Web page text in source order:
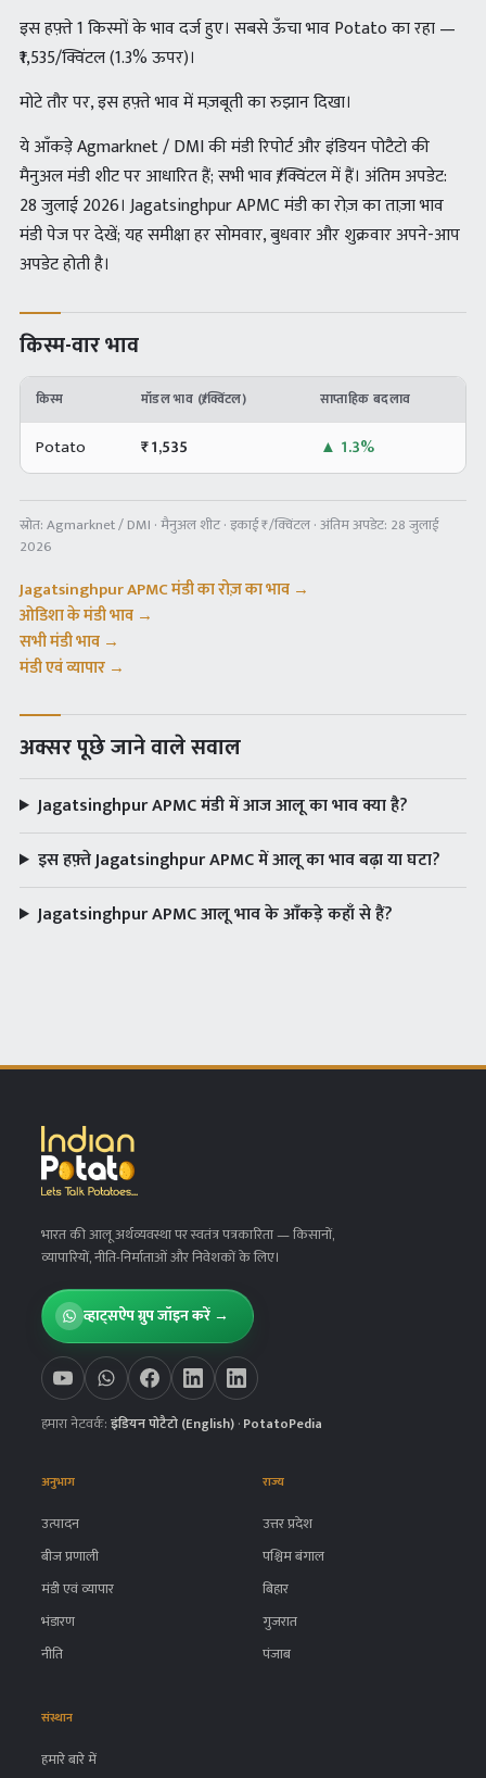
इस हफ़्ते 1 किस्मों के भाव दर्ज हुए। सबसे ऊँचा भाव Potato का रहा —
₹1,535/क्विंटल (1.3% ऊपर)।
मोटे तौर पर, इस हफ़्ते भाव में मज़बूती का रुझान दिखा।
ये आँकड़े Agmarknet / DMI की मंडी रिपोर्ट और इंडियन पोटैटो की
मैनुअल मंडी शीट पर आधारित हैं; सभी भाव ₹/क्विंटल में हैं। अंतिम अपडेट:
28 जुलाई 2026। Jagatsinghpur APMC मंडी का रोज़ का ताज़ा भाव
मंडी पेज पर देखें; यह समीक्षा हर सोमवार, बुधवार और शुक्रवार अपने-आप
अपडेट होती है।
किस्म-वार भाव
किस्म मॉडल भाव (₹/क्विंटल) साप्ताहिक बदलाव
Potato ₹1,535 ▲ 1.3%
स्रोत:Agmarknet / DMI · मैनुअल शीट· इकाई ₹/क्विंटल · अंतिम अपडेट: 28 जुलाई
2026
Jagatsinghpur APMCमंडी का रोज़ का भाव →
ओडिशाके मंडी भाव →
सभी मंडी भाव →
मंडी एवं व्यापार →
अक्सर पूछे जाने वाले सवाल
Jagatsinghpur APMC मंडी में आज आलू का भाव क्या है?
इस हफ़्ते Jagatsinghpur APMC में आलू का भाव बढ़ा या घटा?
Jagatsinghpur APMC आलू भाव के आँकड़े कहाँ से हैं?
भारत की आलू अर्थव्यवस्था पर स्वतंत्र पत्रकारिता— किसानों,
व्यापारियों, नीति-निर्माताओं और निवेशकों के लिए।
व्हाट्सऐप ग्रुप जॉइन करें →
हमारा नेटवर्क:इंडियन पोटैटो (English)·PotatoPedia
अनुभाग
उत्पादन
बीज प्रणाली
मंडी एवं व्यापार
भंडारण
नीति
राज्य
उत्तर प्रदेश
पश्चिम बंगाल
बिहार
गुजरात
पंजाब
संस्थान
हमारे बारे में